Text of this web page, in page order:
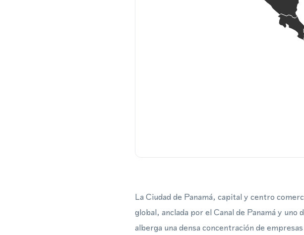
La Ciudad de Panamá, capital y centro
global, anclada por el Canal de Panamá y
alberga una densa concentración de